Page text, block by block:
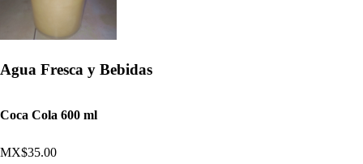
Agua Fresca y Bebidas
Coca Cola 600 ml
MX$35.00